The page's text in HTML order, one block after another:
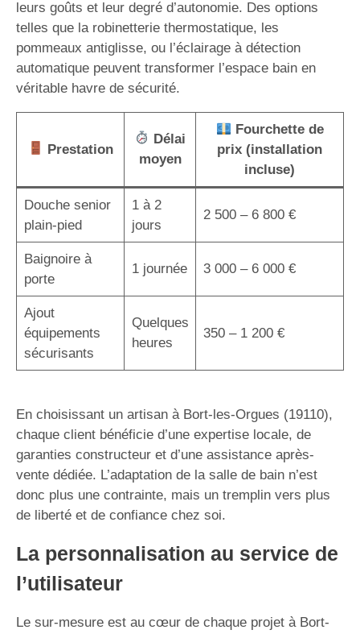
leurs goûts et leur degré d’autonomie. Des options
telles que la robinetterie thermostatique, les
pommeaux antiglisse, ou l’éclairage à détection
automatique peuvent transformer l’espace bain en
véritable havre de sécurité.
Prestation
Délai
moyen
Fourchette de
prix (installation
incluse)
Douche senior
plain-pied
1 à 2
jours
2 500 – 6 800 €
Baignoire à
porte
1 journée 3 000 – 6 000 €
Ajout
équipements
sécurisants
Quelques
heures
350 – 1 200 €
En choisissant un artisan à Bort-les-Orgues (19110),
chaque client bénéficie d’une expertise locale, de
garanties constructeur et d’une assistance après-
vente dédiée. L’adaptation de la salle de bain n’est
donc plus une contrainte, mais un tremplin vers plus
de liberté et de confiance chez soi.
La personnalisation au service de
l’utilisateur
Le sur-mesure est au cœur de chaque projet à Bort-